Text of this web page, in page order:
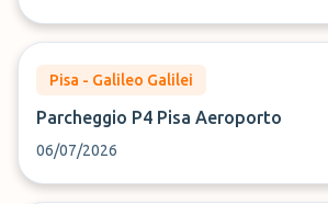
Pisa - Galileo Galilei
Parcheggio P4 Pisa Aeroporto
06/07/2026